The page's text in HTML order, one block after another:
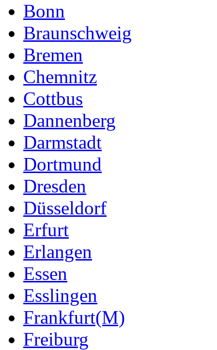
Bonn
Braunschweig
Bremen
Chemnitz
Cottbus
Dannenberg
Darmstadt
Dortmund
Dresden
Düsseldorf
Erfurt
Erlangen
Essen
Esslingen
Frankfurt(M)
Freiburg